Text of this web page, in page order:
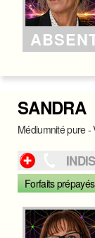
SANDRA
Médiumnité pure -
Forfaits prépayés